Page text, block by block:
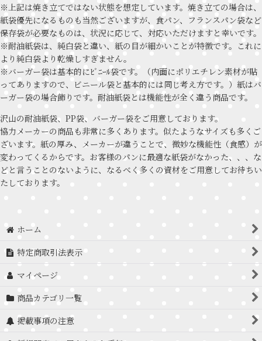
※上記は焼き立てではない状態を想定しています。焼き立ての場合は、
紙袋優先になるものも当然ございますが、食パン、フランスパン袋など
保存袋が必要なものは、状況に応じて、対応いただけますと幸いです。
※耐油紙袋は、純白袋と違い、紙の目が細かいことが特徴です。これに
より純白袋より乾燥しすぎません。
※バーガー袋は基本的にﾋﾞﾆｰﾙ袋です。（内面にポリエチレン素材が貼
ってありますので、ビニール袋と基本的には同じ考え方です。）紙はバ
ーガー袋の場合飾りです。耐油紙袋とは機能性が全く違う商品です。
沢山の耐油紙袋、PP袋、バーガー袋をご用意しております。
協力メーカーの商品も非常に多くあります。似たようなサイズも多くご
ざいます。紙の厚み、メーカーが違うことで、微妙な機能性（食感）が
変わってくるからです。お客様のパンに最適な紙袋がなかった、、、な
どと言うことのないように、なるべく多くの資材をご用意してお待ちい
たしております。
ホーム
特定商取引法表示
マイページ
商品カテゴリ一覧
掲載事項の注意